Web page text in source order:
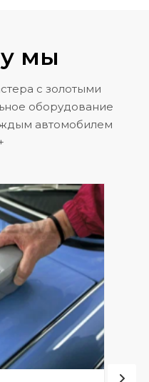
мы
с золотыми
оборудование
автомобилем